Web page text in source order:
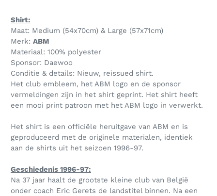
Shirt:
Maat: Medium (54x70cm) & Large (57x71cm)
Merk: ABM
Materiaal: 100% polyester
Sponsor: Daewoo
Conditie & details: Nieuw, reissued shirt.
Het club embleem, het ABM logo en de sponsor
vermeldingen zijn in het shirt geprint. Het shirt heeft
een mooi print patroon met het ABM logo in verwerkt.
Het shirt is een officiële heruitgave van ABM en is
geproduceerd met de originele materialen, identiek
aan de shirts uit het seizoen 1996-97.
Geschiedenis 1996-97:
Na 37 jaar haalt de grootste kleine club van België
onder coach Eric Gerets de landstitel binnen. Na een